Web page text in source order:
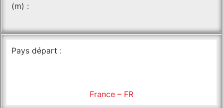
(m) :
Pays départ :
France – FR